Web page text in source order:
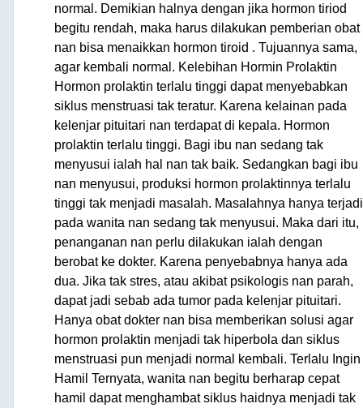
normal. Demikian halnya dengan jika hormon tiriod
begitu rendah, maka harus dilakukan pemberian obat
nan bisa menaikkan hormon tiroid . Tujuannya sama,
agar kembali normal. Kelebihan Hormin Prolaktin
Hormon prolaktin terlalu tinggi dapat menyebabkan
siklus menstruasi tak teratur. Karena kelainan pada
kelenjar pituitari nan terdapat di kepala. Hormon
prolaktin terlalu tinggi. Bagi ibu nan sedang tak
menyusui ialah hal nan tak baik. Sedangkan bagi ibu
nan menyusui, produksi hormon prolaktinnya terlalu
tinggi tak menjadi masalah. Masalahnya hanya terjadi
pada wanita nan sedang tak menyusui. Maka dari itu,
penanganan nan perlu dilakukan ialah dengan
berobat ke dokter. Karena penyebabnya hanya ada
dua. Jika tak stres, atau akibat psikologis nan parah,
dapat jadi sebab ada tumor pada kelenjar pituitari.
Hanya obat dokter nan bisa memberikan solusi agar
hormon prolaktin menjadi tak hiperbola dan siklus
menstruasi pun menjadi normal kembali. Terlalu Ingin
Hamil Ternyata, wanita nan begitu berharap cepat
hamil dapat menghambat siklus haidnya menjadi tak